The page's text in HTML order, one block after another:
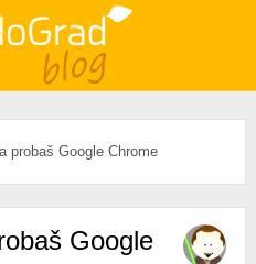
Google Chrome
Google